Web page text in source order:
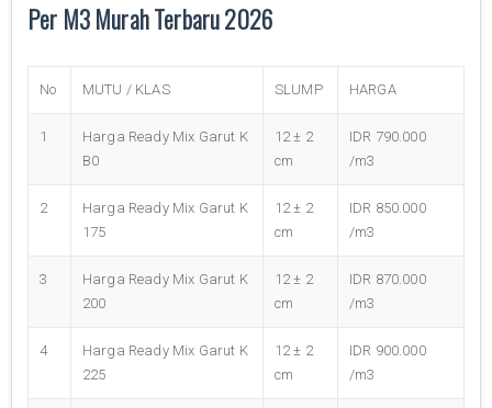
Per M3 Murah Terbaru 2026
No MUTU / KLAS SLUMP HARGA
1
Harga Ready Mix Garut K
B0
12 ± 2
cm
IDR 790.000
/m3
2
Harga Ready Mix Garut K
175
12 ± 2
cm
IDR 850.000
/m3
3
Harga Ready Mix Garut K
200
12 ± 2
cm
IDR 870.000
/m3
4
Harga Ready Mix Garut K
225
12 ± 2
cm
IDR 900.000
/m3